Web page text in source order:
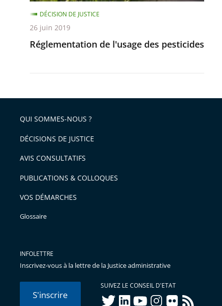
Réglementation de l'usage des pesticides
DÉCISION DE JUSTICE
26 juin 2019
QUI SOMMES-NOUS ?
DÉCISIONS DE JUSTICE
AVIS CONSULTATIFS
PUBLICATIONS & COLLOQUES
VOS DÉMARCHES
Glossaire
INFOLETTRE
Inscrivez-vous à la lettre de la Justice administrative
S'inscrire
SUIVEZ LE CONSEIL D'ETAT
twitterlinkedInyoutubeinstagram
flickr rss